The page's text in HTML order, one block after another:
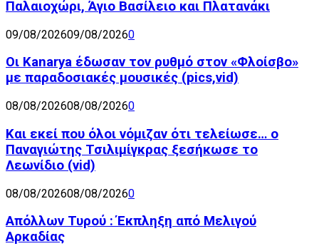
Παλαιοχώρι, Άγιο Βασίλειο και Πλατανάκι
09/08/202609/08/20260
Οι Kanarya έδωσαν τον ρυθμό στον «Φλοίσβο»
με παραδοσιακές μουσικές (pics,vid)
08/08/202608/08/20260
Και εκεί που όλοι νόμιζαν ότι τελείωσε… ο
Παναγιώτης Τσιλιμίγκρας ξεσήκωσε το
Λεωνίδιο (vid)
08/08/202608/08/20260
Απόλλων Τυρού : Έκπληξη από Μελιγού
Αρκαδίας